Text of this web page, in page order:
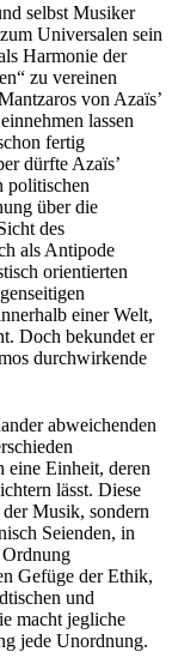
selbst Musiker
Universalen sein
Harmonie der
zu vereinen
von Azaïs’
lassen
fertig
dürfte Azaïs’
politischen
über die
des
als Antipode
orientierten
einer Welt,
Doch bekundet er
durchwirkende
abweichenden
eine Einheit, deren
lässt. Diese
Musik, sondern
Seienden, in
Gefüge der Ethik,
und
macht jegliche
jede Unordnung.